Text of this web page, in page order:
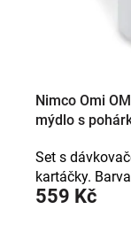
Nimco Omi
mýdlo s
559 Kč
Set s
kartáčky.